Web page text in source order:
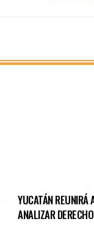
YUCATÁN REUNIRÁ
ANALIZAR